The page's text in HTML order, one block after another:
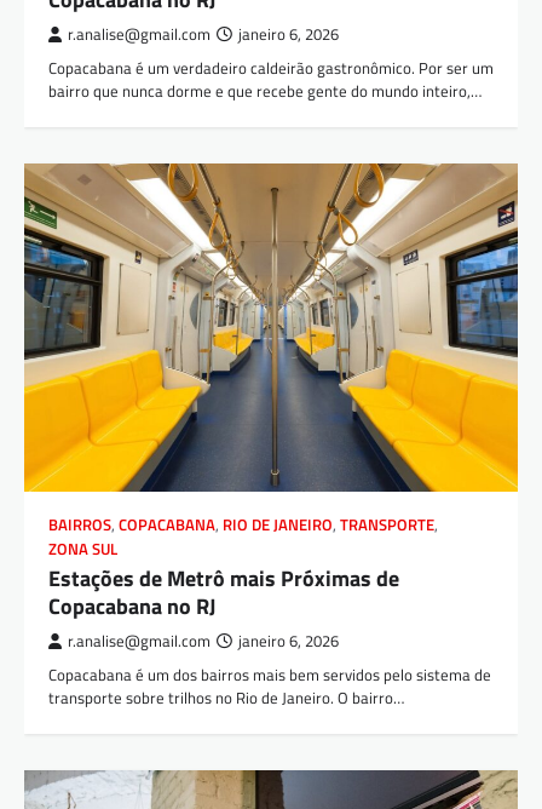
r.analise@gmail.com janeiro 6, 2026
Copacabana é um verdadeiro caldeirão gastronômico. Por ser um
bairro que nunca dorme e que recebe gente do mundo inteiro,…
BAIRROS, COPACABANA, RIO DE JANEIRO, TRANSPORTE,
ZONA SUL
Estações de Metrô mais Próximas de
Copacabana no RJ
r.analise@gmail.com janeiro 6, 2026
Copacabana é um dos bairros mais bem servidos pelo sistema de
transporte sobre trilhos no Rio de Janeiro. O bairro…